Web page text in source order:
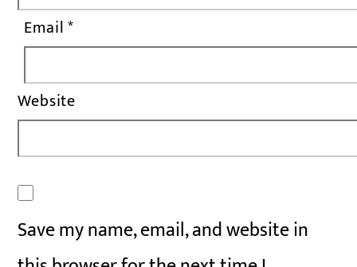
Email*
Website
Save my name, email, and website in